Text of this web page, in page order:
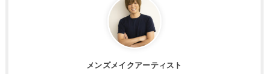
メンズメイクアーティスト